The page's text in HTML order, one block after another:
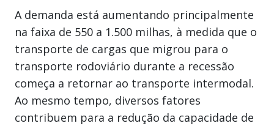
A demanda está aumentando principalmente
na faixa de 550 a 1.500 milhas, à medida que o
transporte de cargas que migrou para o
transporte rodoviário durante a recessão
começa a retornar ao transporte intermodal.
Ao mesmo tempo, diversos fatores
contribuem para a redução da capacidade de